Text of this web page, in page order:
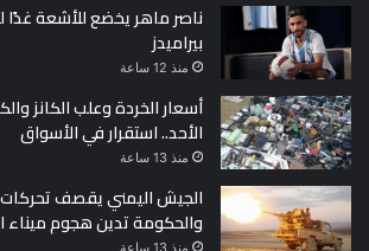
ناصر ماهر يخضع للأشعة غدًا
بيراميدز
منذ 12 ساعة
أسعار الخردة وعلب الكانز
الأحد.. استقرار في الأسواق
منذ 13 ساعة
الجيش اليمني يقصف تحركات
والحكومة تدين هجوم ميناء
منذ 13 ساعة